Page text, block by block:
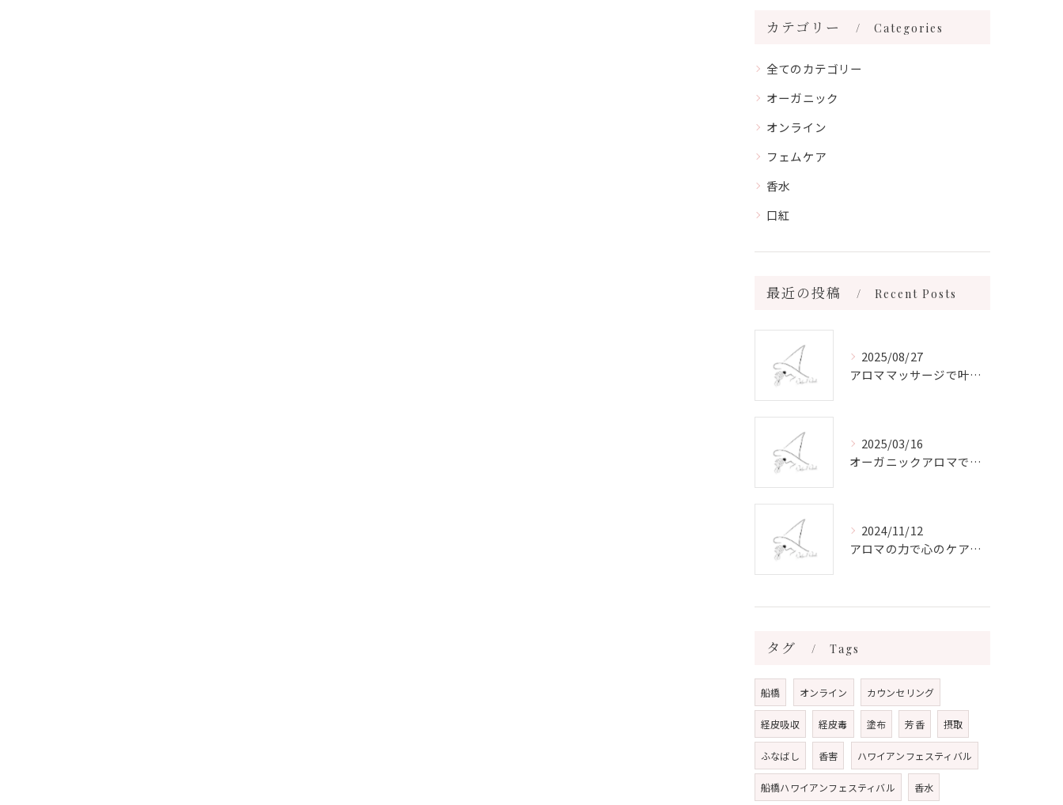
カテゴリー Categories
全てのカテゴリー
オーガニック
オンライン
フェムケア
香水
口紅
最近の投稿 Recent Posts
2025/08/27
アロママッサージで叶える心身リラックスと健康維持の新習慣ガイド
2025/03/16
オーガニックアロマで心と体を癒す
2024/11/12
アロマの力で心のケアをする方法
タグ Tags
船橋 オンライン カウンセリング
経皮吸収 経皮毒 塗布 芳香 摂取
ふなばし 香害 ハワイアンフェスティバル
船橋ハワイアンフェスティバル 香水